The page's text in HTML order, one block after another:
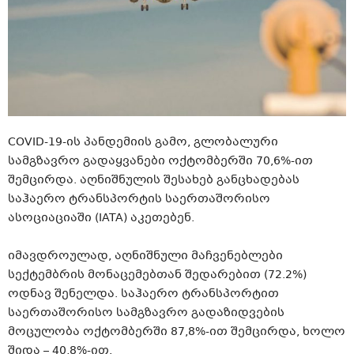
COVID-19-ის პანდემიის გამო, გლობალური
სამგზავრო გადაყვანები ოქტომბერში 70,6%-ით
შემცირდა. აღნიშნულის შესახებ განცხადებას
საჰაერო ტრანსპორტის საერთაშორისო
ასოციაციაში (IATA) აკეთებენ.
იმავდროულად, აღნიშნული მაჩვენებლები
სექტემბრის მონაცემებთან შედარებით (72.2%)
ოდნავ შენელდა. საჰაერო ტრანსპორტით
საერთაშორისო სამგზავრო გადაზიდვების
მოცულობა ოქტომბერში 87,8%-ით შემცირდა, ხოლო